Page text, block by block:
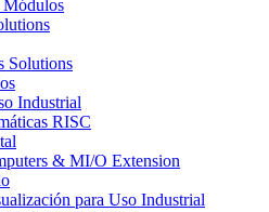
Módulos
Solutions
Industrial
RISC
& MI/O Extension
para Uso Industrial